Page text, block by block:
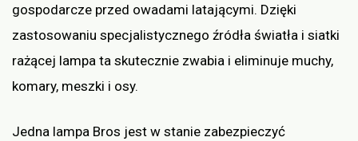
gospodarcze przed owadami latającymi. Dzięki
zastosowaniu specjalistycznego źródła światła i siatki
rażącej lampa ta skutecznie zwabia i eliminuje muchy,
komary, meszki i osy.
Jedna lampa Bros jest w stanie zabezpieczyć